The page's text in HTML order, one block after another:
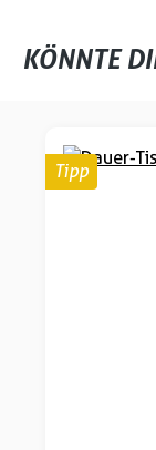
KÖNNTE
Tipp